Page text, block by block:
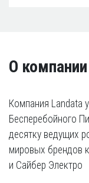
О компании
Компания Landata
Бесперебойного
десятку ведущих
мировых брендов
и Сайбер Электро